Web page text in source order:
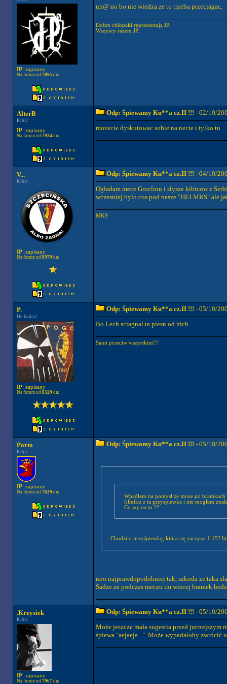
IP: zapisany
Na forum od 7095 dni
up@ no bo nie wiedza ze to trzeba przeciagac,
Dobre chłopaki reprezentują JP.
Wszyscy razem JP.
AlterB
Kibic
IP: zapisany
Na forum od 7934dni
Odp: Śpiewamy Ku**a cz.II !!! - 02/10/
mozecie dyskutowac sobie na necie i tylko tu
V...
Kibic
IP: zapisany
Na forum od 8979dni
Odp: Śpiewamy Ku**a cz.II !!! - 04/10/
Ogladam mecz Groclinu i slysze kibicow z
wczesniej bylo cos pod nasze "HEJ MKS" ale
MKS
P.
Do końca!
IP: zapisany
Na forum od 8329dni
Odp: Śpiewamy Ku**a cz.II !!! - 05/10/
Bo Lech sciagnal ta piesn od nich
Sami przeciw wszystkim!!!
Porto
Kibic
IP: zapisany
Na forum od 7639dni
Odp: Śpiewamy Ku**a cz.II !!! - 05/10/
Wpadlem na pomysl ze moze po
filmiku z ta przyspiewka i nie moglem
Co wy na to ??
Chodzi o przyśpiewkę, która się zaczyna 1:15?
noo najprawdopodobniej tak, szkoda ze taka
Sadze ze podczas meczu im wiecej bramek
.Krzysiek
Kibic
IP: zapisany
Na forum od 7967dni
Odp: Śpiewamy Ku**a cz.II !!! - 05/10/
Może jeszcze mała sugestia przed jutrzejszym
śpiewa "aejaeja...". Może wypadałoby zwrócić